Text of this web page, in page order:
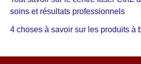
soins et résultats professionnels
4 choses à savoir sur les produits à